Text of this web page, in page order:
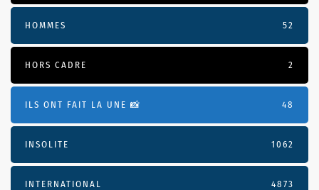
HOMMES 52
HORS CADRE 2
ILS ONT FAIT LA UNE 📸 48
INSOLITE 1062
INTERNATIONAL 4873